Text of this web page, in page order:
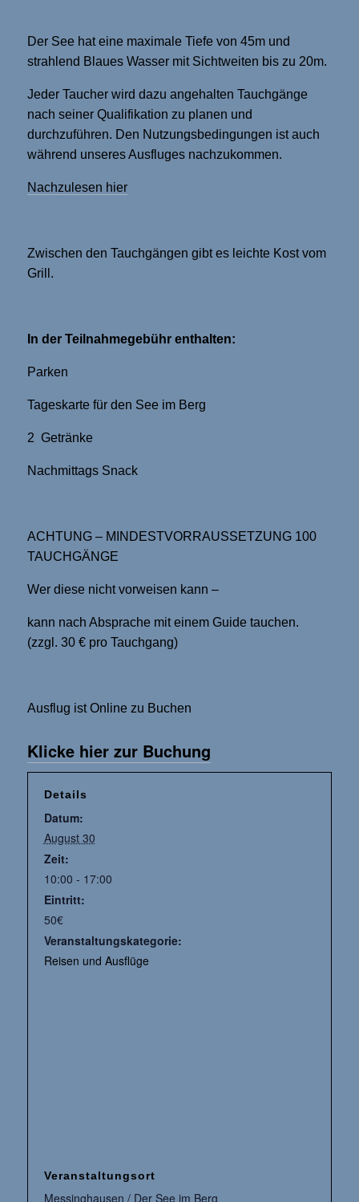
Der See hat eine maximale Tiefe von 45m und
strahlend Blaues Wasser mit Sichtweiten bis zu 20m.
Jeder Taucher wird dazu angehalten Tauchgänge
nach seiner Qualifikation zu planen und
durchzuführen. Den Nutzungsbedingungen ist auch
während unseres Ausfluges nachzukommen.
Nachzulesen hier
Zwischen den Tauchgängen gibt es leichte Kost vom
Grill.
In der Teilnahmegebühr enthalten:
Parken
Tageskarte für den See im Berg
2 Getränke
Nachmittags Snack
ACHTUNG – MINDESTVORRAUSSETZUNG 100
TAUCHGÄNGE
Wer diese nicht vorweisen kann –
kann nach Absprache mit einem Guide tauchen.
(zzgl. 30 € pro Tauchgang)
Ausflug ist Online zu Buchen
Klicke hier zur Buchung
Details
Datum:
August 30
Zeit:
10:00 - 17:00
Eintritt:
50€
Veranstaltungskategorie:
Reisen und Ausflüge
Veranstaltungsort
Messinghausen / Der See im Berg